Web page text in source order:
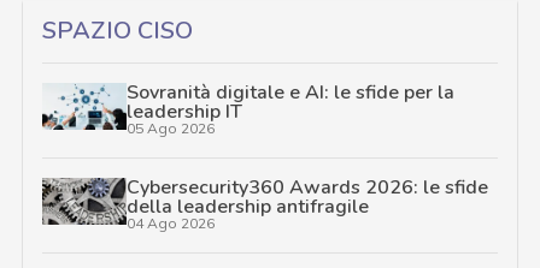
SPAZIO CISO
Sovranità digitale e AI: le sfide per la
leadership IT
05 Ago 2026
Cybersecurity360 Awards 2026: le sfide
della leadership antifragile
04 Ago 2026